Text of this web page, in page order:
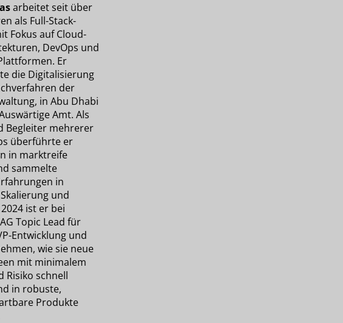
arbeitet seit über
als Full-Stack-
Fokus auf Cloud-
DevOps und
Er
die Digitalisierung
der
in Abu Dhabi
Amt. Als
Begleiter mehrerer
überführte er
in marktreife
sammelte
in
und
ist er bei
Topic Lead für
Entwicklung und
wie sie neue
mit minimalem
Risiko schnell
in robuste,
Produkte